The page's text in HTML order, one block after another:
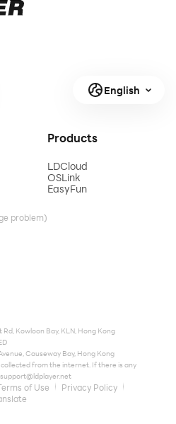
English
problem)
Products
LDCloud
OSLink
EasyFun
Rd, Kowloon Bay, KLN, Hong Kong
Causeway Bay, Hong Kong
from the internet. If there is any
support@ldplayer.net
of Use
Privacy Policy